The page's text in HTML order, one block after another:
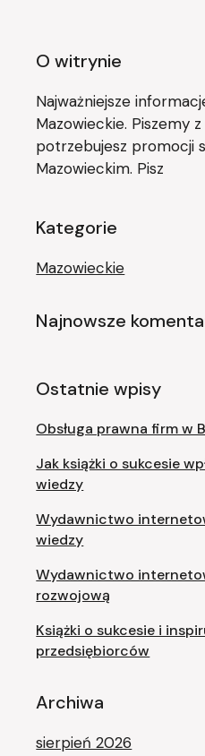
O witrynie
Najważniejsze
Mazowieckie. Piszemy
potrzebujesz promocji
Mazowieckim. Pisz
Kategorie
Mazowieckie
Najnowsze
Ostatnie wpisy
Obsługa prawna firm w
Jak książki o sukcesie
wiedzy
Wydawnictwo
wiedzy
Wydawnictwo
rozwojową
Książki o sukcesie i
przedsiębiorców
Archiwa
sierpień 2026